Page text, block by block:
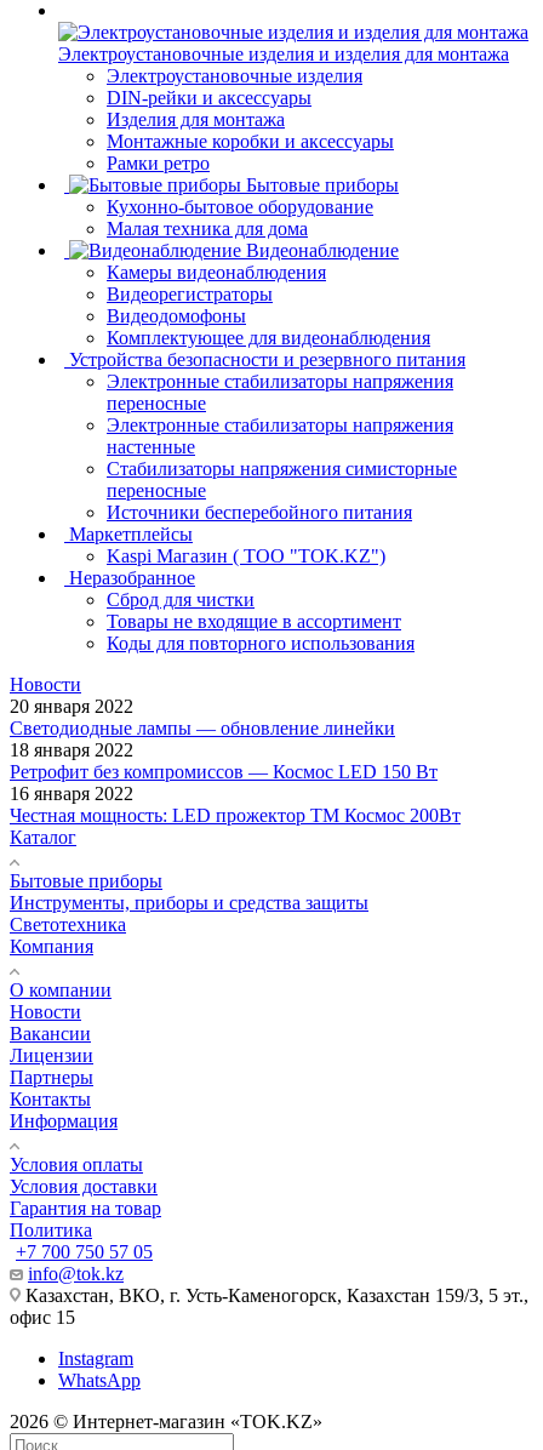
Электроустановочные изделия и изделия для монтажа
Электроустановочные изделия
DIN-рейки и аксессуары
Изделия для монтажа
Монтажные коробки и аксессуары
Рамки ретро
Бытовые приборы
Кухонно-бытовое оборудование
Малая техника для дома
Видеонаблюдение
Камеры видеонаблюдения
Видеорегистраторы
Видеодомофоны
Комплектующее для видеонаблюдения
Устройства безопасности и резервного питания
Электронные стабилизаторы напряжения
переносные
Электронные стабилизаторы напряжения
настенные
Стабилизаторы напряжения симисторные
переносные
Источники бесперебойного питания
Маркетплейсы
Kaspi Магазин ( ТОО "TOK.KZ")
Неразобранное
Сброд для чистки
Товары не входящие в ассортимент
Коды для повторного использования
Новости
20 января 2022
Светодиодные лампы — обновление линейки
18 января 2022
Ретрофит без компромиссов — Космос LED 150 Вт
16 января 2022
Честная мощность: LED прожектор ТМ Космос 200Вт
Каталог
Бытовые приборы
Инструменты, приборы и средства защиты
Светотехника
Компания
О компании
Новости
Вакансии
Лицензии
Партнеры
Контакты
Информация
Условия оплаты
Условия доставки
Гарантия на товар
Политика
+7 700 750 57 05
info@tok.kz
Казахстан, ВКО, г. Усть-Каменогорск, Казахстан 159/3, 5 эт.,
офис 15
Instagram
WhatsApp
2026 © Интернет-магазин «TOK.KZ»